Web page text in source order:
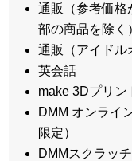
通販（参考価格
部の商品を除く
通販（アイドル
英会話
make 3Dプリン
DMM オンライ
限定）
DMMスクラッチ